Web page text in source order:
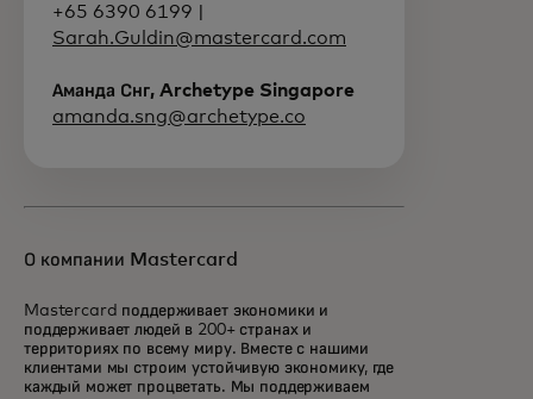
+65 6390 6199 |
Sarah.Guldin@mastercard.com
Аманда Снг, Archetype Singapore
amanda.sng@archetype.co
О компании Mastercard
Mastercard поддерживает экономики и
поддерживает людей в 200+ странах и
территориях по всему миру. Вместе с нашими
клиентами мы строим устойчивую экономику, где
каждый может процветать. Мы поддерживаем